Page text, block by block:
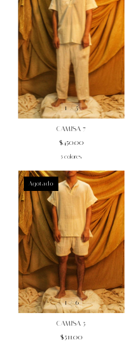
1/5
CAMISA 7
$450.00
5 colores
1/6
Agotado
CAMISA 5
$511.00